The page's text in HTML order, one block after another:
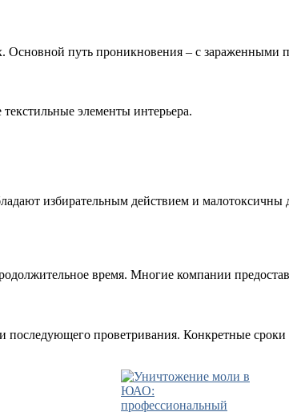
Основной путь проникновения – с зараженными
элементы интерьера.
избирательным действием и
время. Многие компании
проветривания. Конкретные